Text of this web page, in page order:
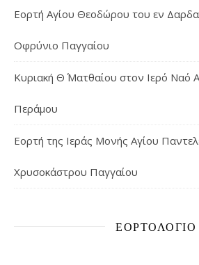
Εορτή Αγίου Θεοδώρου του εν
Οφρύνιο Παγγαίου
Κυριακή Θ΄ Ματθαίου στον Ιερό Ναό
Περάμου
Εορτή της Ιεράς Μονής Αγίου
Χρυσοκάστρου Παγγαίου
ΕΟΡΤΟΛΌΓΙΟ